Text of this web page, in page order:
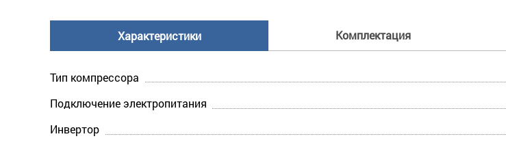
Характеристики Комплектация
Тип компрессора
Подключение электропитания
Инвертор